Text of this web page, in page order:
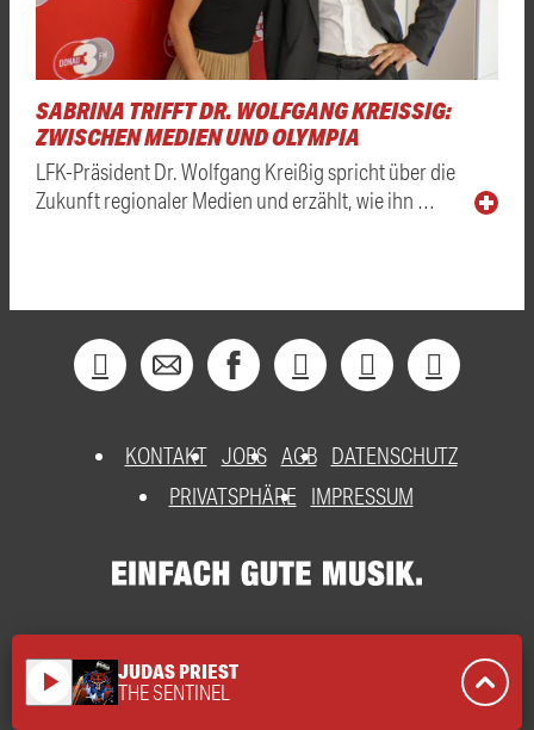
SABRINA TRIFFT DR. WOLFGANG KREISSIG: Z
WISCHEN MEDIEN UND OLYMPIA
LFK-Präsident Dr. Wolfgang Kreißig spricht über die
Zukunft regionaler Medien und erzählt, wie ihn …
KONTAKT JOBS AGB DATENSCHUTZ
PRIVATSPHÄRE
IMPRESSUM
play_arrow JUDAS PRIEST
THE SENTINEL